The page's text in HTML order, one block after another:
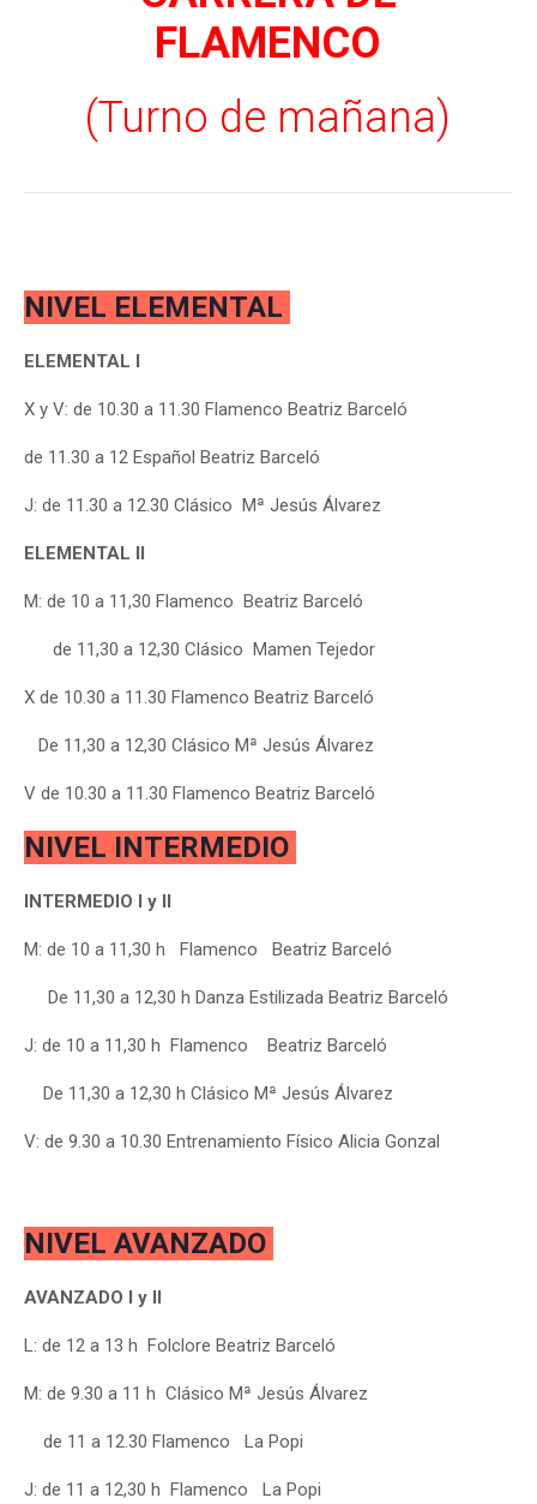
FLAMENCO
(Turno de mañana)
NIVEL ELEMENTAL
ELEMENTAL I
X y V: de 10.30 a 11.30 Flamenco Beatriz Barceló
de 11.30 a 12 Español Beatriz Barceló
J:de 11.30 a 12.30 Clásico Mª Jesús Álvarez
ELEMENTAL II
M: de 10 a 11,30 Flamenco Beatriz Barceló
de 11,30 a 12,30 Clásico Mamen Tejedor
X de 10.30 a 11.30 Flamenco Beatriz Barceló
De 11,30 a 12,30 Clásico Mª Jesús Álvarez
V de 10.30 a 11.30 Flamenco Beatriz Barceló
NIVEL INTERMEDIO
INTERMEDIO I y II
M: de 10 a 11,30 h Flamenco Beatriz Barceló
De 11,30 a 12,30 h Danza Estilizada Beatriz Barceló
J: de 10 a 11,30 h Flamenco Beatriz Barceló
De 11,30 a 12,30 h Clásico Mª Jesús Álvarez
V: de 9.30 a 10.30 Entrenamiento Físico Alicia Gonzal
NIVEL AVANZADO
AVANZADO I y II
L:de 12 a 13 h Folclore Beatriz Barceló
M: de 9.30 a 11 h Clásico Mª Jesús Álvarez
de 11 a 12.30 Flamenco La Popi
J: de 11 a 12,30 h Flamenco La Popi